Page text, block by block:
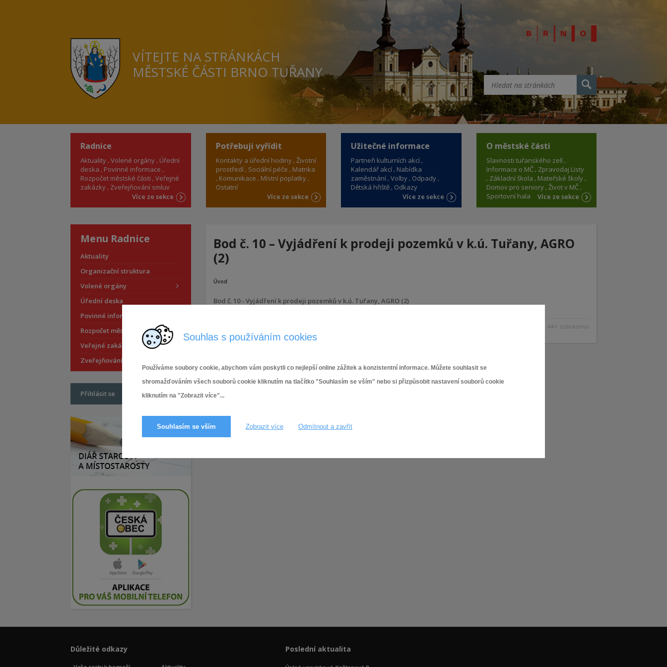
Souhlas s používáním cookies
Používáme soubory cookie, abychom vám poskytli co nejlepší online zážitek a konzistentní informace. Můžete souhlasit se
shromažďováním všech souborů cookie kliknutím na tlačítko "Souhlasím se vším" nebo si přizpůsobit nastavení souborů cookie
kliknutím na "Zobrazit více"...
Souhlasím se vším Zobrazit více Odmítnout a zavřít
VÍTEJTE NA STRÁNKÁCH
MĚSTSKÉ ČÁSTI BRNO TUŘANY
Radnice
Aktuality Volené orgány Úřední
deska
Povinné informace
Rozpočet městské části Veřejné
zakázky Zveřejňování smluv
Více ze sekce
Potřebuji vyřídit
Kontakty a úřední hodiny Životní
prostředí Sociální péče
Matrika
Komunikace
Místní poplatky
Ostatní
Více ze sekce
Užitečné informace
Partneři kulturních akcí
Kalendář akcí Nabídka
zaměstnání Volby Odpady
Dětská hřiště Odkazy
Více ze sekce
O městské části
Slavnosti tuřanského zelí
Informace o MČ Zpravodaj Listy
Základní škola
Mateřské školy
Domov pro seniory Život v MČ
Sportovní hala
Více ze sekce
Bod č. 10 – Vyjádření k prodeji pozemků v k.ú. Tuřany, AGRO
(2)
Úvod
Bod č. 10 - Vyjádření k prodeji pozemků v k.ú. Tuřany, AGRO (2)
44× zobrazeno
Menu Radnice
Aktuality
Organizační struktura
Volené orgány
Úřední deska
Povinné informace
Rozpočet městské části
Veřejné zakázky
Zveřejňování smluv
Přihlásit se
Důležité odkazy Poslední aktualita